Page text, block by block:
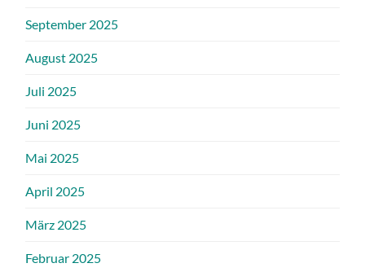
September 2025
August 2025
Juli 2025
Juni 2025
Mai 2025
April 2025
März 2025
Februar 2025